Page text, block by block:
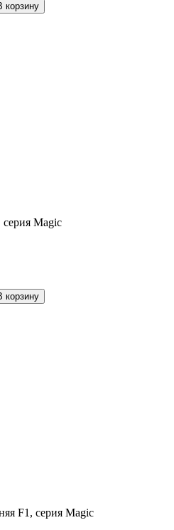
корзину
Magic
корзину
F1, серия Magic